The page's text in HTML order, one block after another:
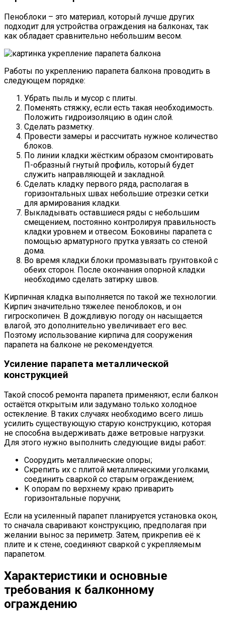
Пеноблоки – это материал, который лучше других
подходит для устройства ограждения на балконах, так
как обладает сравнительно небольшим весом.
Работы по укреплению парапета балкона проводить в
следующем порядке:
Убрать пыль и мусор с плиты.
Поменять стяжку, если есть такая необходимость.
Положить гидроизоляцию в один слой.
Сделать разметку.
Провести замеры и рассчитать нужное количество
блоков.
По линии кладки жёстким образом смонтировать
П-образный гнутый профиль, который будет
служить направляющей и закладной.
Сделать кладку первого ряда, располагая в
горизонтальных швах небольшие отрезки сетки
для армирования кладки.
Выкладывать оставшиеся ряды с небольшим
смещением, постоянно контролируя правильность
кладки уровнем и отвесом. Боковины парапета с
помощью арматурного прутка увязать со стеной
дома.
Во время кладки блоки промазывать грунтовкой с
обеих сторон. После окончания опорной кладки
необходимо сделать затирку швов.
Кирпичная кладка выполняется по такой же технологии.
Кирпич значительно тяжелее пеноблоков, и он
гигроскопичен. В дождливую погоду он насыщается
влагой, это дополнительно увеличивает его вес.
Поэтому использование кирпича для сооружения
парапета на балконе не рекомендуется.
Усиление парапета металлической
конструкцией
Такой способ ремонта парапета применяют, если балкон
остаётся открытым или задумано только холодное
остекление. В таких случаях необходимо всего лишь
усилить существующую старую конструкцию, которая
не способна выдерживать даже ветровые нагрузки.
Для этого нужно выполнить следующие виды работ:
Соорудить металлические опоры;
Скрепить их с плитой металлическими уголками,
соединить сваркой со старым ограждением;
К опорам по верхнему краю приварить
горизонтальные поручни;
Если на усиленный парапет планируется установка окон,
то сначала сваривают конструкцию, предполагая при
желании вынос за периметр. Затем, прикрепив её к
плите и к стене, соединяют сваркой с укрепляемым
парапетом.
Характеристики и основные
требования к балконному
ограждению